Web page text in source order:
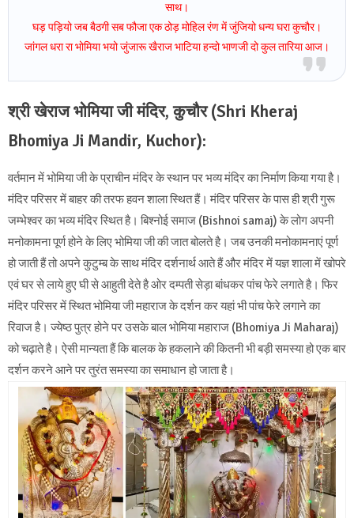
साथ।
घड़ पड़ियो जब बैठगी सब फौजा एक ठोड़ मोहिल रंण में जुंजियो धन्य घरा कुचौर।
जांगल धरा रा भोमिया भयो जुंजारू खैराज भाटिया हन्दो भाणजी दो कुल तारिया आज ।
श्री खेराज भोमिया जी मंदिर, कुचौर (Shri Kheraj
Bhomiya Ji Mandir, Kuchor):
वर्तमान में भोमिया जी के प्राचीन मंदिर के स्थान पर भव्य मंदिर का निर्माण किया गया है।
मंदिर परिसर में बाहर की तरफ हवन शाला स्थित हैं। मंदिर परिसर के पास ही श्री गुरू
जम्भेश्वर का भव्य मंदिर स्थित है। बिश्नोई समाज (Bishnoi samaj) के लोग अपनी
मनोकामना पूर्ण होने के लिए भोमिया जी की जात बोलते है। जब उनकी मनोकामनाएं पूर्ण
हो जाती हैं तो अपने कुटुम्ब के साथ मंदिर दर्शनार्थ आते हैं और मंदिर में यज्ञ शाला में खोपरे
एवं घर से लाये हुए घी से आहुती देते है ओर दम्पती सेड़ा बांधकर पांच फेरे लगाते है। फिर
मंदिर परिसर में स्थित भोमिया जी महाराज के दर्शन कर यहां भी पांच फेरे लगाने का
रिवाज है। ज्येष्ठ पुत्र होने पर उसके बाल भोमिया महाराज (Bhomiya Ji Maharaj)
को चढ़ाते है। ऐसी मान्यता हैं कि बालक के हकलाने की कितनी भी बड़ी समस्या हो एक बार
दर्शन करने आने पर तुरंत समस्या का समाधान हो जाता है।